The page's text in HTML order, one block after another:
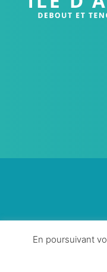
En poursuivant